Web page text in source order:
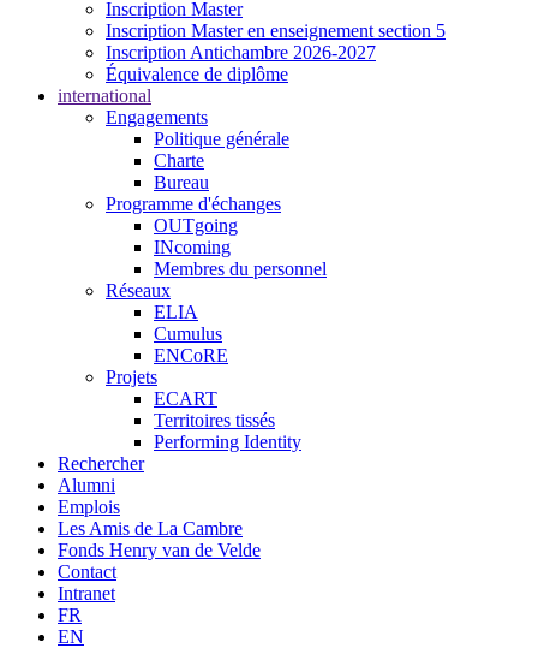
Inscription Master
Inscription Master en enseignement section 5
Inscription Antichambre 2026-2027
Équivalence de diplôme
international
Engagements
Politique générale
Charte
Bureau
Programme d'échanges
OUTgoing
INcoming
Membres du personnel
Réseaux
ELIA
Cumulus
ENCoRE
Projets
ECART
Territoires tissés
Performing Identity
Rechercher
Alumni
Emplois
Les Amis de La Cambre
Fonds Henry van de Velde
Contact
Intranet
FR
EN